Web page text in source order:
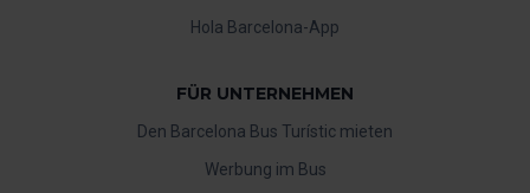
Hola Barcelona-App
FÜR UNTERNEHMEN
Den Barcelona Bus Turístic mieten
Werbung im Bus